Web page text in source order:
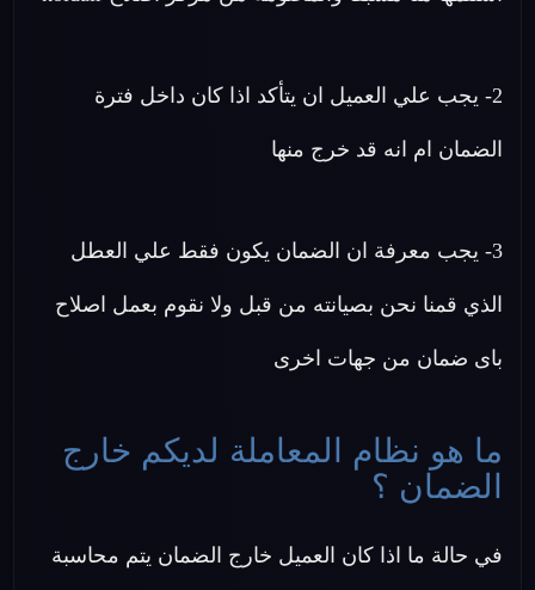
2- يجب علي العميل ان يتأكد اذا كان داخل فترة
الضمان ام انه قد خرج منها
3- يجب معرفة ان الضمان يكون فقط علي العطل
الذي قمنا نحن بصيانته من قبل ولا نقوم بعمل اصلاح
باى ضمان من جهات اخرى
ما هو نظام المعاملة لديكم خارج
الضمان ؟
في حالة ما اذا كان العميل خارج الضمان يتم محاسبة